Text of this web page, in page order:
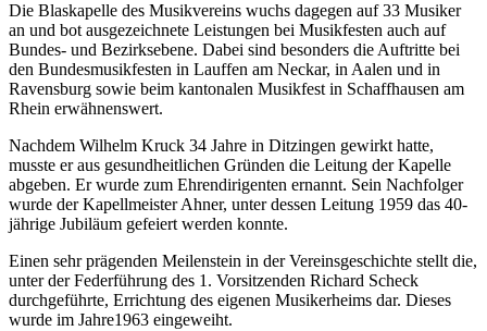
Die Blaskapelle des Musikvereins wuchs dagegen auf 33 Musiker
an und bot ausgezeichnete Leistungen bei Musikfesten auch auf
Bundes- und Bezirksebene. Dabei sind besonders die Auftritte bei
den Bundesmusikfesten in Lauffen am Neckar, in Aalen und in
Ravensburg sowie beim kantonalen Musikfest in Schaffhausen am
Rhein erwähnenswert.
Nachdem Wilhelm Kruck 34 Jahre in Ditzingen gewirkt hatte,
musste er aus gesundheitlichen Gründen die Leitung der Kapelle
abgeben. Er wurde zum Ehrendirigenten ernannt. Sein Nachfolger
wurde der Kapellmeister Ahner, unter dessen Leitung 1959 das 40-
jährige Jubiläum gefeiert werden konnte.
Einen sehr prägenden Meilenstein in der Vereinsgeschichte stellt die,
unter der Federführung des 1. Vorsitzenden Richard Scheck
durchgeführte, Errichtung des eigenen Musikerheims dar. Dieses
wurde im Jahre1963 eingeweiht.